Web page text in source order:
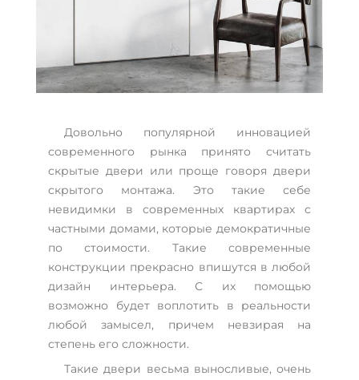
Довольно популярной инновацией
современного рынка принято считать
скрытые двери или проще говоря двери
скрытого монтажа. Это такие себе
невидимки в современных квартирах с
частными домами, которые демократичные
по стоимости. Такие современные
конструкции прекрасно впишутся в любой
дизайн интерьера. С их помощью
возможно будет воплотить в реальности
любой замысел, причем невзирая на
степень его сложности.
Такие двери весьма выносливые, очень